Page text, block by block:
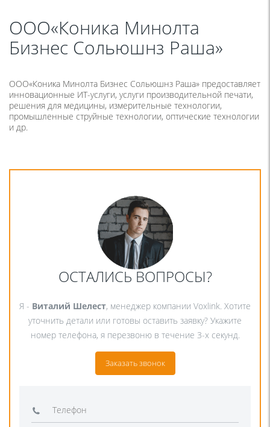
ООО«Коника Минолта
Бизнес Сольюшнз Раша»
ООО«Коника Минолта Бизнес Сольюшнз Раша» предоставляет
инновационные ИТ-услуги, услуги производительной печати,
решения для медицины, измерительные технологии,
промышленные струйные технологии, оптические технологии
и др.
ОСТАЛИСЬ ВОПРОСЫ?
Я - Виталий Шелест, менеджер компании Voxlink. Хотите
уточнить детали или готовы оставить заявку? Укажите
номер телефона, я перезвоню в течение 3-х секунд.
Заказать звонок